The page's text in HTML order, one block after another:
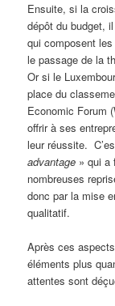
Ensuite, si la
dépôt du budget,
qui composent
le passage de la
Or si le
place du
Economic Forum
offrir à ses
leur réussite.
advantage » qui a
nombreuses
donc par la mise
qualitatif.
Après ces
éléments plus
attentes sont